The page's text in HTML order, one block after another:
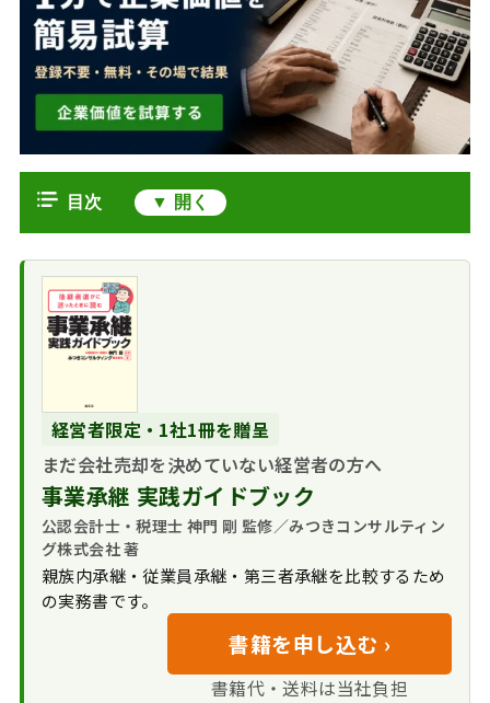
目次
Liquidity Discount）とは
なぜ減額されるのか？仕組みと理由
ディスカウント率は何％が妥当か？
らつき
専門家の視点｜一
律30％への警鐘
適用される場面と判断（最高裁判例
の動向）
専門家の視点｜目
的によって株価は変わ
る
評価手法（DCF法）との関係と「二
重減価」のリスク
比較表｜3つの評価
用の可否
最大の争点「DCF
法」と最高裁令和5年決
定
非流動性ディスカウントのまとめ
経営者限定・1社1冊を贈呈
まだ会社売却を決めていない経営者の方へ
事業承継 実践ガイドブック
公認会計士・税理士 神門 剛 監修／みつきコンサルティン
グ株式会社 著
親族内承継・従業員承継・第三者承継を比較するため
の実務書です。
書籍を申し込む ›
書籍代・送料は当社負担